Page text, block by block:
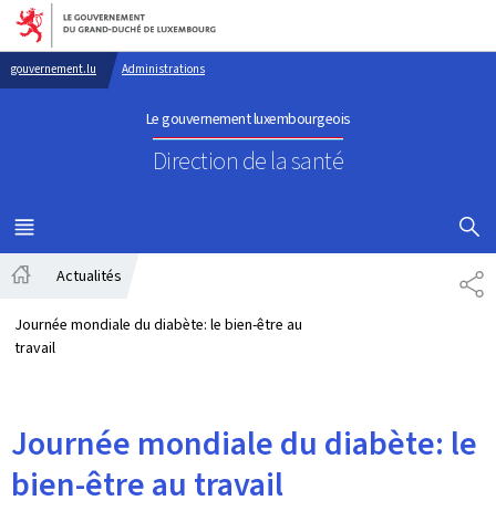
Aller au menu principal
Aller au contenu
gouvernement.lu Administrations
Le gouvernement luxembourgeois
Direction de la santé
MENU
PRINCIPAL
Actualités
Journée mondiale du diabète: le bien-être au
travail
Journée mondiale du diabète: le
bien-être au travail